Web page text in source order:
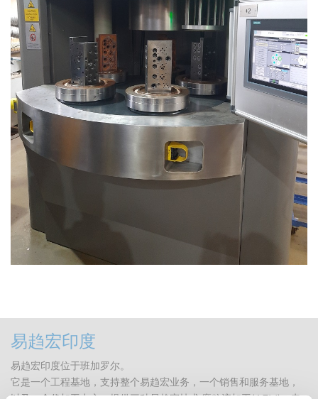
易趋宏印度
易趋宏印度位于班加罗尔。
它是一个工程基地，支持整个易趋宏业务，一个销售和服务基地，